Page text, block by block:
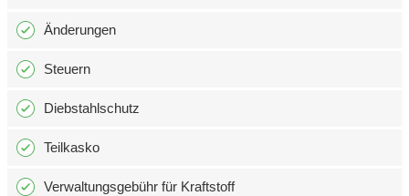
Änderungen
Steuern
Diebstahlschutz
Teilkasko
Verwaltungsgebühr für Kraftstoff